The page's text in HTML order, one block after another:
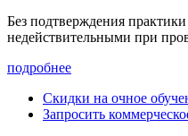
Без подтверждения
недействительными при
подробнее
Скидки на очное
Запросить